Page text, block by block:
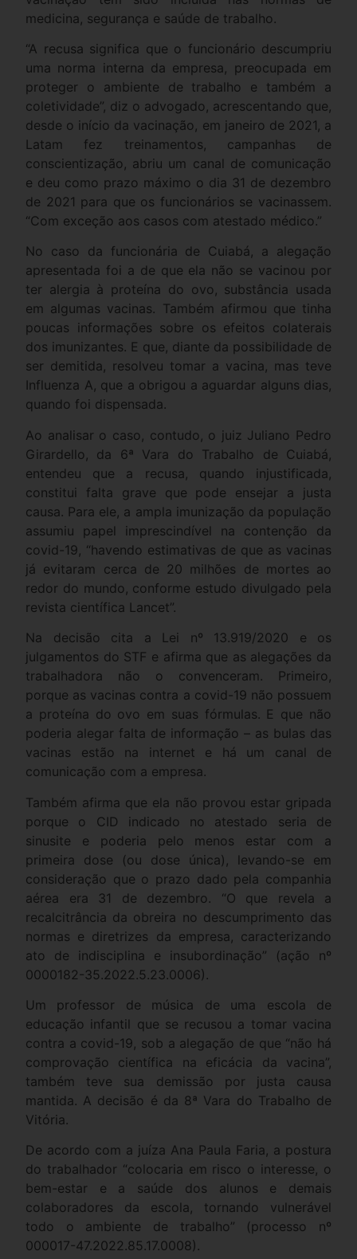
medicina, segurança e saúde de trabalho.
“A recusa significa que o funcionário descumpriu
uma norma interna da empresa, preocupada em
proteger o ambiente de trabalho e também a
coletividade”, diz o advogado, acrescentando que,
desde o início da vacinação, em janeiro de 2021, a
Latam fez treinamentos, campanhas de
conscientização, abriu um canal de comunicação
e deu como prazo máximo o dia 31 de dezembro
de 2021 para que os funcionários se vacinassem.
“Com exceção aos casos com atestado médico.”
No caso da funcionária de Cuiabá, a alegação
apresentada foi a de que ela não se vacinou por
ter alergia à proteína do ovo, substância usada
em algumas vacinas. Também afirmou que tinha
poucas informações sobre os efeitos colaterais
dos imunizantes. E que, diante da possibilidade de
ser demitida, resolveu tomar a vacina, mas teve
Influenza A, que a obrigou a aguardar alguns dias,
quando foi dispensada.
Ao analisar o caso, contudo, o juiz Juliano Pedro
Girardello, da 6ª Vara do Trabalho de Cuiabá,
entendeu que a recusa, quando injustificada,
constitui falta grave que pode ensejar a justa
causa. Para ele, a ampla imunização da população
assumiu papel imprescindível na contenção da
covid-19, “havendo estimativas de que as vacinas
já evitaram cerca de 20 milhões de mortes ao
redor do mundo, conforme estudo divulgado pela
revista científica Lancet”.
Na decisão cita a Lei nº 13.919/2020 e os
julgamentos do STF e afirma que as alegações da
trabalhadora não o convenceram. Primeiro,
porque as vacinas contra a covid-19 não possuem
a proteína do ovo em suas fórmulas. E que não
poderia alegar falta de informação – as bulas das
vacinas estão na internet e há um canal de
comunicação com a empresa.
Também afirma que ela não provou estar gripada
porque o CID indicado no atestado seria de
sinusite e poderia pelo menos estar com a
primeira dose (ou dose única), levando-se em
consideração que o prazo dado pela companhia
aérea era 31 de dezembro. “O que revela a
recalcitrância da obreira no descumprimento das
normas e diretrizes da empresa, caracterizando
ato de indisciplina e insubordinação” (ação nº
0000182-35.2022.5.23.0006).
Um professor de música de uma escola de
educação infantil que se recusou a tomar vacina
contra a covid-19, sob a alegação de que “não há
comprovação científica na eficácia da vacina”,
também teve sua demissão por justa causa
mantida. A decisão é da 8ª Vara do Trabalho de
Vitória.
De acordo com a juíza Ana Paula Faria, a postura
do trabalhador “colocaria em risco o interesse, o
bem-estar e a saúde dos alunos e demais
colaboradores da escola, tornando vulnerável
todo o ambiente de trabalho” (processo nº
000017-47.2022.85.17.0008).